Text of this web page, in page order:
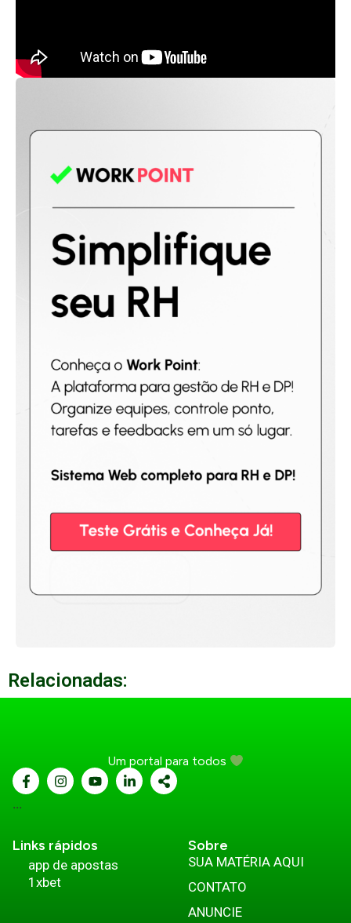
Relacionadas:
Um portal para todos
...
Links rápidos
app de apostas
1xbet
Sobre
SUA MATÉRIA AQUI
CONTATO
ANUNCIE